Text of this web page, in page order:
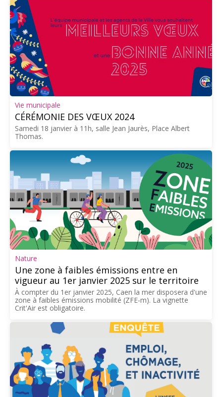
Vie municipale
CÉRÉMONIE DES VŒUX 2024
Samedi 18 janvier à 11h, salle Jean Jaurès, Place Albert
Thomas.
Nature
Une zone à faibles émissions entre en
vigueur au 1er janvier 2025 sur le territoire
À compter du 1er janvier 2025, Caen la mer disposera d'une
zone à faibles émissions mobilité (ZFE-m). La vignette
Crit'Air est obligatoire.